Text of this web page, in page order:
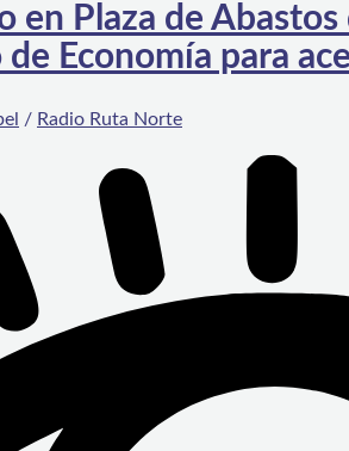
en Plaza de
Economía para
/ Radio Ruta Norte